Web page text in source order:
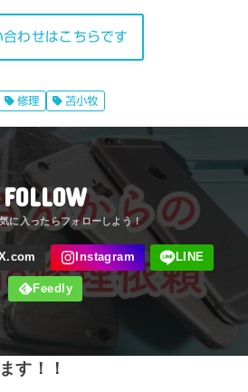
合わせはこちらです
修理 苫小牧
FOLLOW
す！！